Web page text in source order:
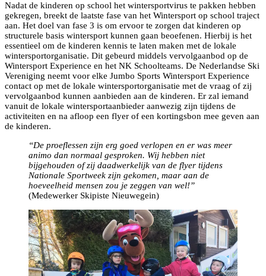
Nadat de kinderen op school het wintersportvirus te pakken hebben
gekregen, breekt de laatste fase van het Wintersport op school traject
aan. Het doel van fase 3 is om ervoor te zorgen dat kinderen op
structurele basis wintersport kunnen gaan beoefenen. Hierbij is het
essentieel om de kinderen kennis te laten maken met de lokale
wintersportorganisatie. Dit gebeurd middels vervolgaanbod op de
Wintersport Experience en het NK Schoolteams. De Nederlandse Ski
Vereniging neemt voor elke Jumbo Sports Wintersport Experience
contact op met de lokale wintersportorganisatie met de vraag of zij
vervolgaanbod kunnen aanbieden aan de kinderen. Er zal iemand
vanuit de lokale wintersportaanbieder aanwezig zijn tijdens de
activiteiten en na afloop een flyer of een kortingsbon mee geven aan
de kinderen.
“De proeflessen zijn erg goed verlopen en er was meer
animo dan normaal gesproken. Wij hebben niet
bijgehouden of zij daadwerkelijk van de flyer tijdens
Nationale Sportweek zijn gekomen, maar aan de
hoeveelheid mensen zou je zeggen van wel!”
(Medewerker Skipiste Nieuwegein)